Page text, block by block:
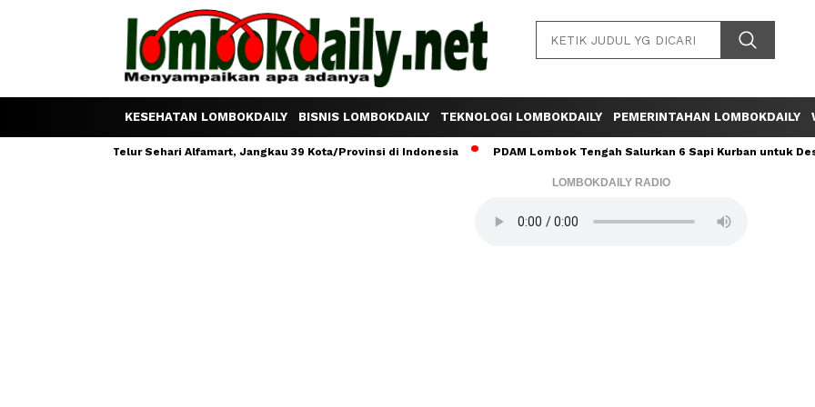
KESEHATAN LOMBOKDAILY BISNIS LOMBOKDAILY TEKNOLOGI LOMBOKDAILY PEMERINTAHAN LOMBOKDAILY
Satu Telur Sehari Alfamart, Jangkau 39 Kota/Provinsi di Indonesia PDAM Lombok Tengah Salurkan 6 Sapi Kurban untuk Desa
LOMBOKDAILY RADIO